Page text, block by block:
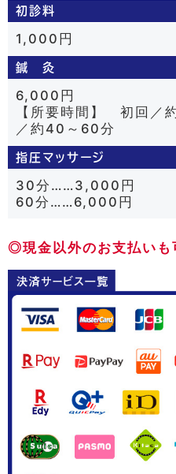
初診料
1,000円
鍼 灸
6,000円
【所要時間】 初回
／約40～60分
指圧マッサージ
30分……3,000円
60分……6,000円
◎現金以外のお支払いも